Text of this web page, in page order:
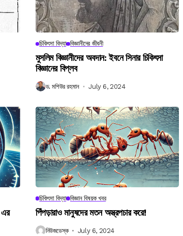
চিকিৎসা বিদ্যা বিজ্ঞানীদের জীবনী
মুসলিম বিজ্ঞানীদের অবদান: ইবনে সিনার চিকিৎসা
বিজ্ঞানের বিপ্লব
ড. মশিউর রহমান July 6, 2024
এর
চিকিৎসা বিদ্যা বিজ্ঞান বিষয়ক খবর
পিঁপড়ারাও মানুষদের মতন অস্ত্রপচার করে!
নিউজডেস্ক July 6, 2024